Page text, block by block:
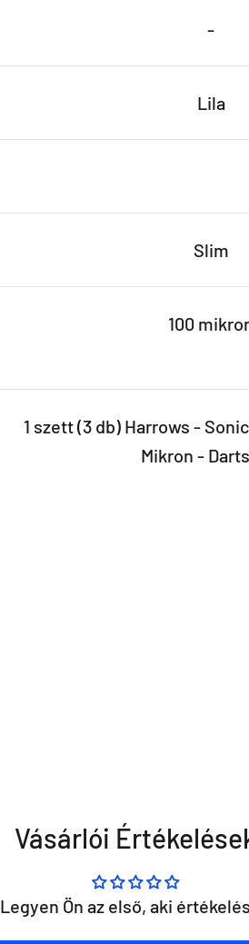
-
Lila
Slim
100
1 szett (3 db) Harrows -
Mikron -
Vásárlói
Legyen Ön az első, aki